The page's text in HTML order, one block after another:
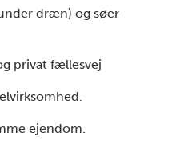
dræn) og søer
privat fællesvej
ejendom.